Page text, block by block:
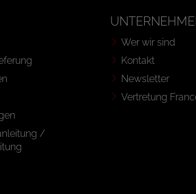
/
Wer wir sind
Kontakt
Newsletter
Vertretung